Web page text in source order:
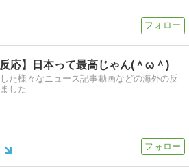
反応】日本って最高じゃん(＾ω＾)
た様々なニュース記事動画などの海外の反
した